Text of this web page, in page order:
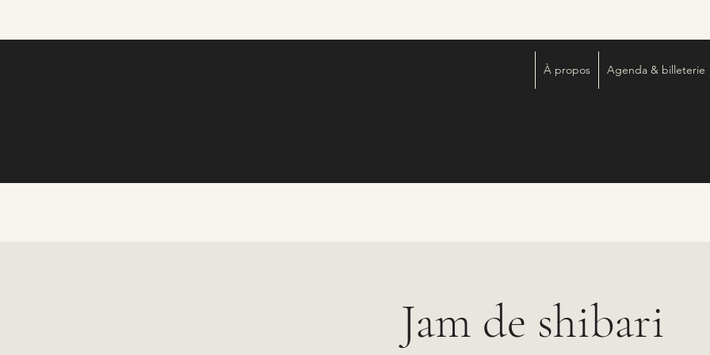
À propos Agenda & billeterie
Jam de shibari